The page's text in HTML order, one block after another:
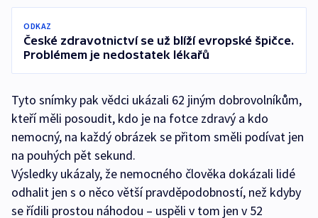
ODKAZ
České zdravotnictví se už blíží evropské špičce.
Problémem je nedostatek lékařů
Tyto snímky pak vědci ukázali 62 jiným dobrovolníkům,
kteří měli posoudit, kdo je na fotce zdravý a kdo
nemocný, na každý obrázek se přitom směli podívat jen
na pouhých pět sekund.
Výsledky ukázaly, že nemocného člověka dokázali lidé
odhalit jen s o něco větší pravděpodobností, než kdyby
se řídili prostou náhodou – uspěli v tom jen v 52